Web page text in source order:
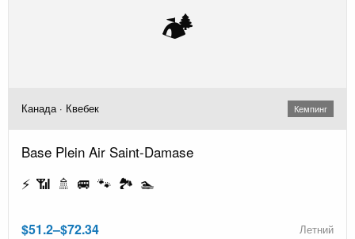
🏕️
Канада · Квебек Кемпинг
Base Plein Air Saint-Damase
⚡ 📶 🚿 🚐 🐾 🏞️ 🏊
$51.2–$72.34 Летний